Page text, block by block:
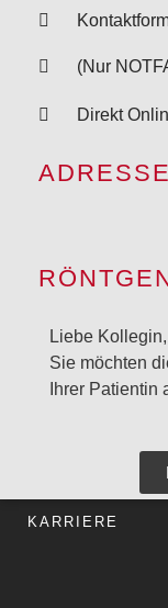
(Nur
Direkt
ADRESSE
Liebe
Sie möchten
Ihrer Patientin
KARRIERE